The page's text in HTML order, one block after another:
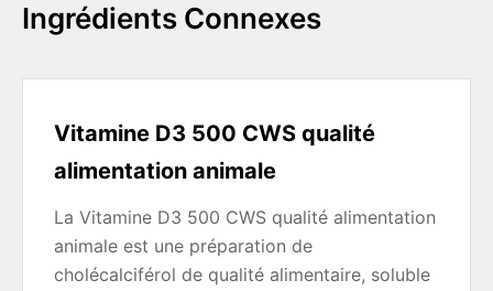
Ingrédients Connexes
Vitamine D3 500 CWS qualité
alimentation animale
La Vitamine D3 500 CWS qualité alimentation
animale est une préparation de
cholécalciférol de qualité alimentaire, soluble